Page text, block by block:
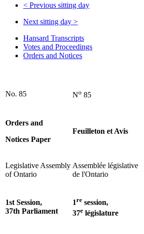
< Previous sitting day
Next sitting day >
Hansard Transcripts
Votes and Proceedings
Orders and Notices
No. 85 No 85
Orders and
Notices Paper
Feuilleton et Avis
Legislative Assembly
of Ontario
Assemblée législative
de l'Ontario
1st Session,
37th Parliament
1re session,
37e législature